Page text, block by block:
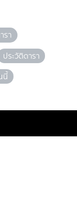
รา
ประวัติดารา
นี้